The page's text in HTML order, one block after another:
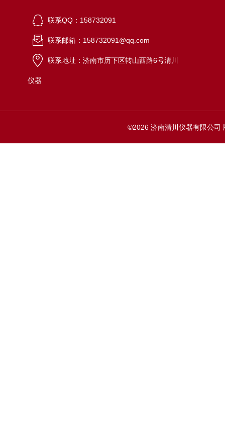
联系QQ：158732091
联系邮箱：158732091@qq.com
联系地址：济南市历下区转山西路6号清川
仪器
©2026 济南清川仪器有限公